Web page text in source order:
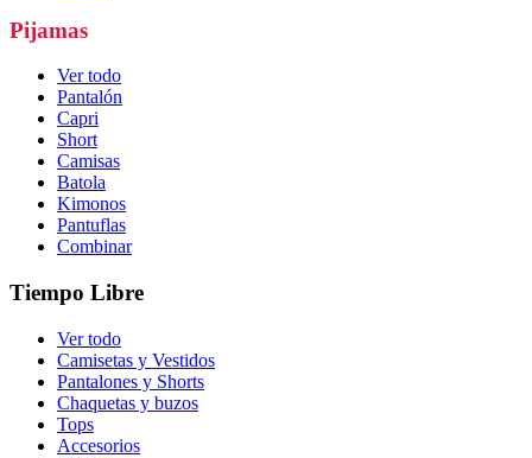
Pijamas
Ver todo
Pantalón
Capri
Short
Camisas
Batola
Kimonos
Pantuflas
Combinar
Tiempo Libre
Ver todo
Camisetas y Vestidos
Pantalones y Shorts
Chaquetas y buzos
Tops
Accesorios